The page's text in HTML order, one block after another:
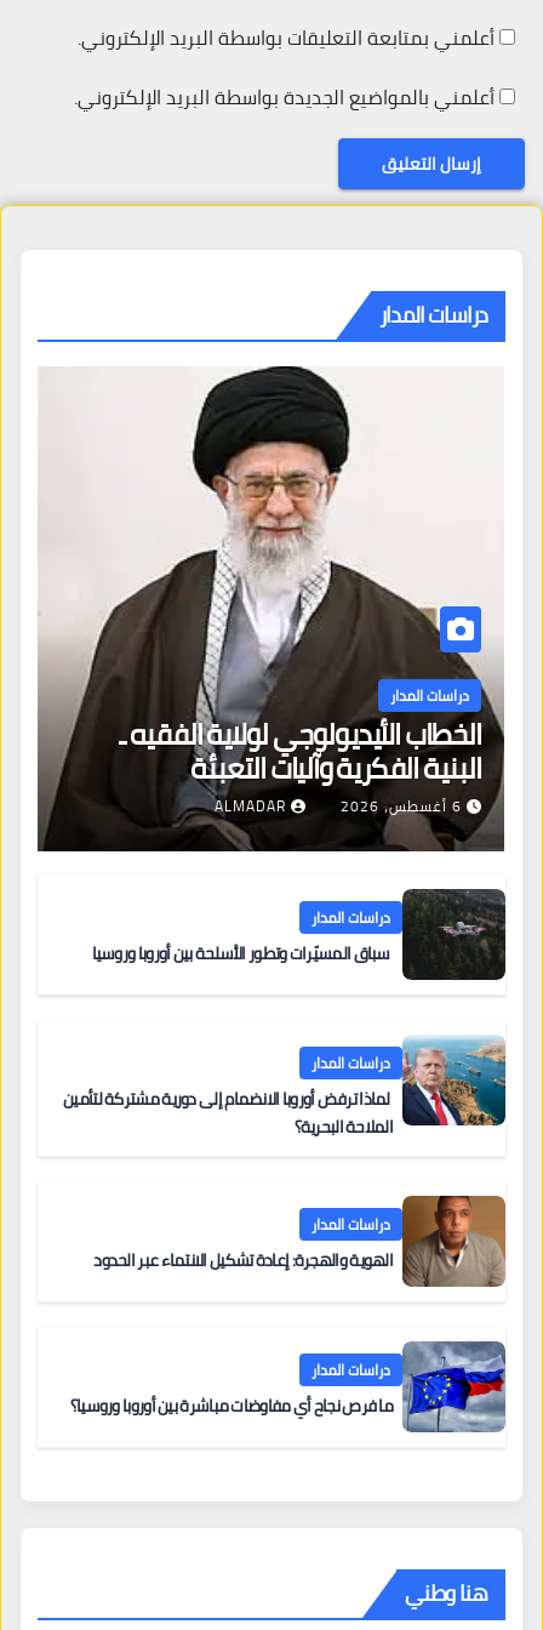
أعلمني بمتابعة التعليقات بواسطة البريد الإلكتروني.
أعلمني بالمواضيع الجديدة بواسطة البريد الإلكتروني.
دراسات المدار
دراسات المدار
الخطاب الأيديولوجي لولاية الفقيه ـ
البنية الفكرية وآليات التعبئة
6 أغسطس، 2026 ALMADAR
دراسات المدار
سباق المسيّرات وتطور الأسلحة بين أوروبا وروسيا
دراسات المدار
لماذا ترفض أوروبا الانضمام إلى دورية مشتركة لتأمين
الملاحة البحرية؟
دراسات المدار
الهوية والهجرة: إعادة تشكيل الانتماء عبر الحدود
دراسات المدار
ما فرص نجاح أي مفاوضات مباشرة بين أوروبا وروسيا؟
هنا وطني